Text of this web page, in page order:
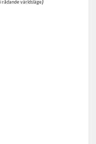
rådande världsläge